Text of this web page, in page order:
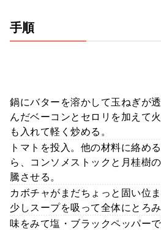
手順
鍋にバターを溶かして玉ねぎが
んだベーコンとセロリを加えて
も入れて軽く炒める。
トマトを投入。他の材料に絡め
ら、コンソメストックと月桂樹
騰させる。
カボチャがまだちょっと固い位
少しスープを吸って全体にとろ
味をみて塩・ブラックペッパー